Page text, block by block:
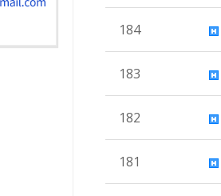
184
183
182
181